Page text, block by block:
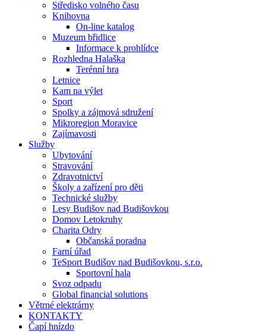
Středisko volného času
Knihovna
On-line katalog
Muzeum břidlice
Informace k prohlídce
Rozhledna Halaška
Terénní hra
Letnice
Kam na výlet
Sport
Spolky a zájmová sdružení
Mikroregion Moravice
Zajímavosti
Služby
Ubytování
Stravování
Zdravotnictví
Školy a zařízení pro děti
Technické služby
Lesy Budišov nad Budišovkou
Domov Letokruhy
Charita Odry
Občanská poradna
Farní úřad
TeSport Budišov nad Budišovkou, s.r.o.
Sportovní hala
Svoz odpadu
Global financial solutions
Větrné elektrárny
KONTAKTY
Čapí hnízdo